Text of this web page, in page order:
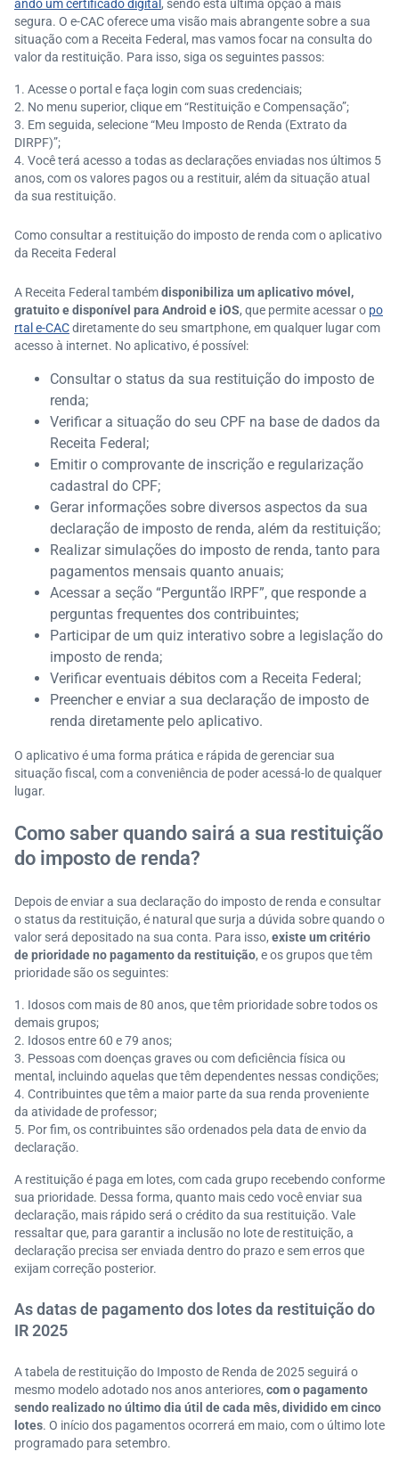
ando um certificado digital , sendo esta última opção a mais
segura. O e-CAC oferece uma visão mais abrangente sobre a sua
situação com a Receita Federal, mas vamos focar na consulta do
valor da restituição. Para isso, siga os seguintes passos:
Acesse o portal e faça login com suas credenciais;
No menu superior, clique em “Restituição e Compensação”;
Em seguida, selecione “Meu Imposto de Renda (Extrato da
DIRPF)”;
Você terá acesso a todas as declarações enviadas nos últimos 5
anos, com os valores pagos ou a restituir, além da situação atual
da sua restituição.
Como consultar a restituição do imposto de renda com o aplicativo
da Receita Federal
A Receita Federal tambémdisponibiliza um aplicativo móvel,
gratuito e disponível para Android e iOS, que permite acessar o po
rtal e-CACdiretamente do seu smartphone, em qualquer lugar com
acesso à internet. No aplicativo, é possível:
Consultar o status da sua restituição do imposto de
renda;
Verificar a situação do seu CPF na base de dados da
Receita Federal;
Emitir o comprovante de inscrição e regularização
cadastral do CPF;
Gerar informações sobre diversos aspectos da sua
declaração de imposto de renda, além da restituição;
Realizar simulações do imposto de renda, tanto para
pagamentos mensais quanto anuais;
Acessar a seção “Perguntão IRPF”, que responde a
perguntas frequentes dos contribuintes;
Participar de um quiz interativo sobre a legislação do
imposto de renda;
Verificar eventuais débitos com a Receita Federal;
Preencher e enviar a sua declaração de imposto de
renda diretamente pelo aplicativo.
O aplicativo é uma forma prática e rápida de gerenciar sua
situação fiscal, com a conveniência de poder acessá-lo de qualquer
lugar.
Como saber quando sairá a sua restituição
do imposto de renda?
Depois de enviar a sua declaração do imposto de renda e consultar
o status da restituição, é natural que surja a dúvida sobre quando o
valor será depositado na sua conta. Para isso, existe um critério
de prioridade no pagamento da restituição, e os grupos que têm
prioridade são os seguintes:
Idosos com mais de 80 anos, que têm prioridade sobre todos os
demais grupos;
Idosos entre 60 e 79 anos;
Pessoas com doenças graves ou com deficiência física ou
mental, incluindo aquelas que têm dependentes nessas condições;
Contribuintes que têm a maior parte da sua renda proveniente
da atividade de professor;
Por fim, os contribuintes são ordenados pela data de envio da
declaração.
A restituição é paga em lotes, com cada grupo recebendo conforme
sua prioridade. Dessa forma, quanto mais cedo você enviar sua
declaração, mais rápido será o crédito da sua restituição. Vale
ressaltar que, para garantir a inclusão no lote de restituição, a
declaração precisa ser enviada dentro do prazo e sem erros que
exijam correção posterior.
As datas de pagamento dos lotes da restituição do
IR 2025
A tabela de restituição do Imposto de Renda de 2025 seguirá o
mesmo modelo adotado nos anos anteriores, com o pagamento
sendo realizado no último dia útil de cada mês, dividido em cinco
lotes. O início dos pagamentos ocorrerá em maio, com o último lote
programado para setembro.